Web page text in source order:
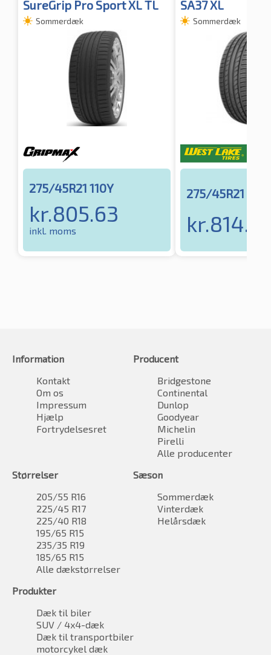
SureGrip Pro Sport XL TL
Sommerdæk
275/45R21 110Y
kr.805.63
inkl. moms
SA37 XL
Sommerdæk
275/45R21 110Y
kr.814.14
Information
Kontakt
Om os
Impressum
Hjælp
Fortrydelsesret
Producent
Bridgestone
Continental
Dunlop
Goodyear
Michelin
Pirelli
Alle producenter
Størrelser
205/55 R16
225/45 R17
225/40 R18
195/65 R15
235/35 R19
185/65 R15
Alle dækstørrelser
Sæson
Sommerdæk
Vinterdæk
Helårsdæk
Produkter
Dæk til biler
SUV / 4x4-dæk
Dæk til transportbiler
motorcykel dæk